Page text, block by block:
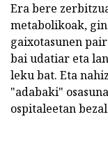
Era bere
metabolikoak,
gaixotasunen
bai udatiar eta
leku bat. Eta
"adabaki"
ospitaleetan